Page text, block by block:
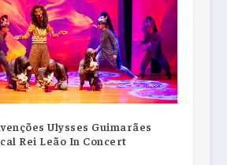
Ulysses Guimarães
Rei Leão In Concert